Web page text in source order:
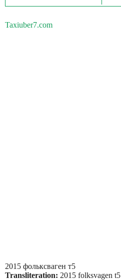
Taxiuber7.com
2015 фольксваген т5
Transliteration: 2015 folksvagen t5